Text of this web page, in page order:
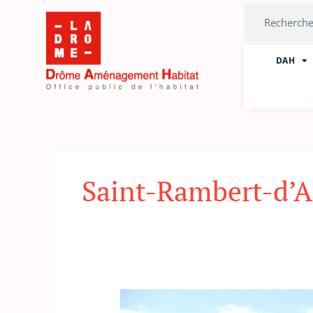
DAH
Saint-Rambert-